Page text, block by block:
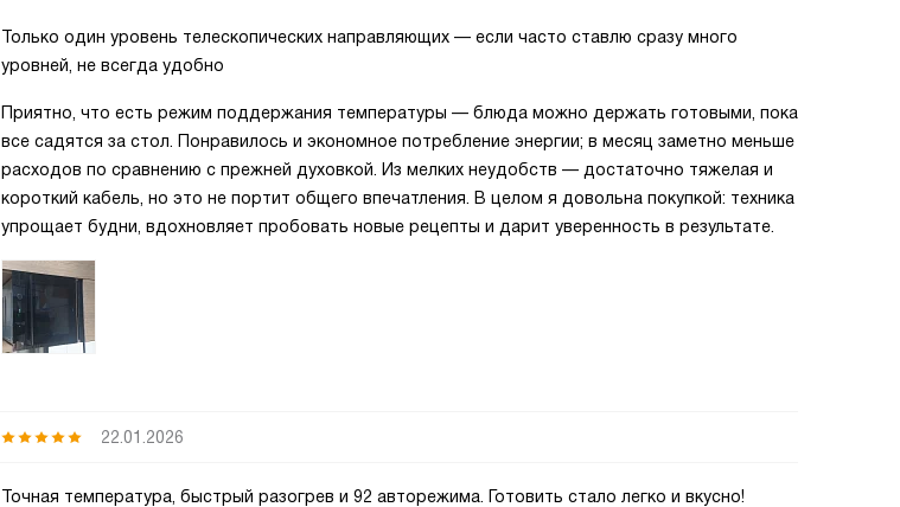
Только один уровень телескопических направляющих — если часто ставлю сразу много
уровней, не всегда удобно
Приятно, что есть режим поддержания температуры — блюда можно держать готовыми, пока
все садятся за стол. Понравилось и экономное потребление энергии; в месяц заметно меньше
расходов по сравнению с прежней духовкой. Из мелких неудобств — достаточно тяжелая и
короткий кабель, но это не портит общего впечатления. В целом я довольна покупкой: техника
упрощает будни, вдохновляет пробовать новые рецепты и дарит уверенность в результате.
22.01.2026
Точная температура, быстрый разогрев и 92 авторежима. Готовить стало легко и вкусно!